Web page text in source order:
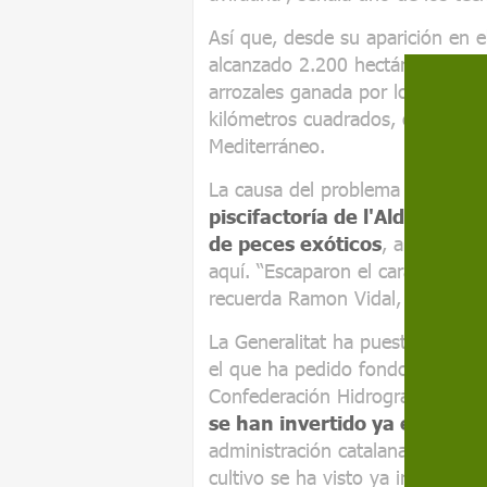
Así que, desde su aparición en
alcanzado 2.200 hectáreas de
arrozales ganada por los
kilómetros cuadrados,
Mediterráneo.
La causa del problema fue
la
piscifactoría de l'Aldea,
de peces exóticos, ahora
aquí. “Escaparon el caracol y
recuerda Ramon Vidal, director
La Generalitat ha puesto en
el que ha pedido fondos
Confederación Hidrográfica del
se han invertido ya en la
administración catalana cifra en
cultivo se ha visto ya